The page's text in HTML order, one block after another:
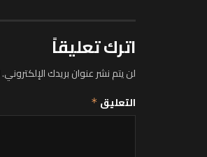
اترك تعليقاً
لن يتم نشر عنوان بريدك الإلكتروني.
التعليق *